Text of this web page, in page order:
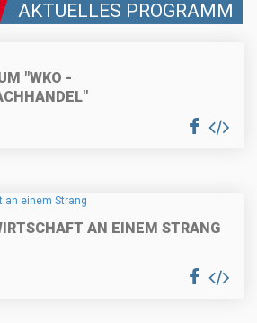
AKTUELLES PROGRAMM
"WKO -
AN EINEM STRANG